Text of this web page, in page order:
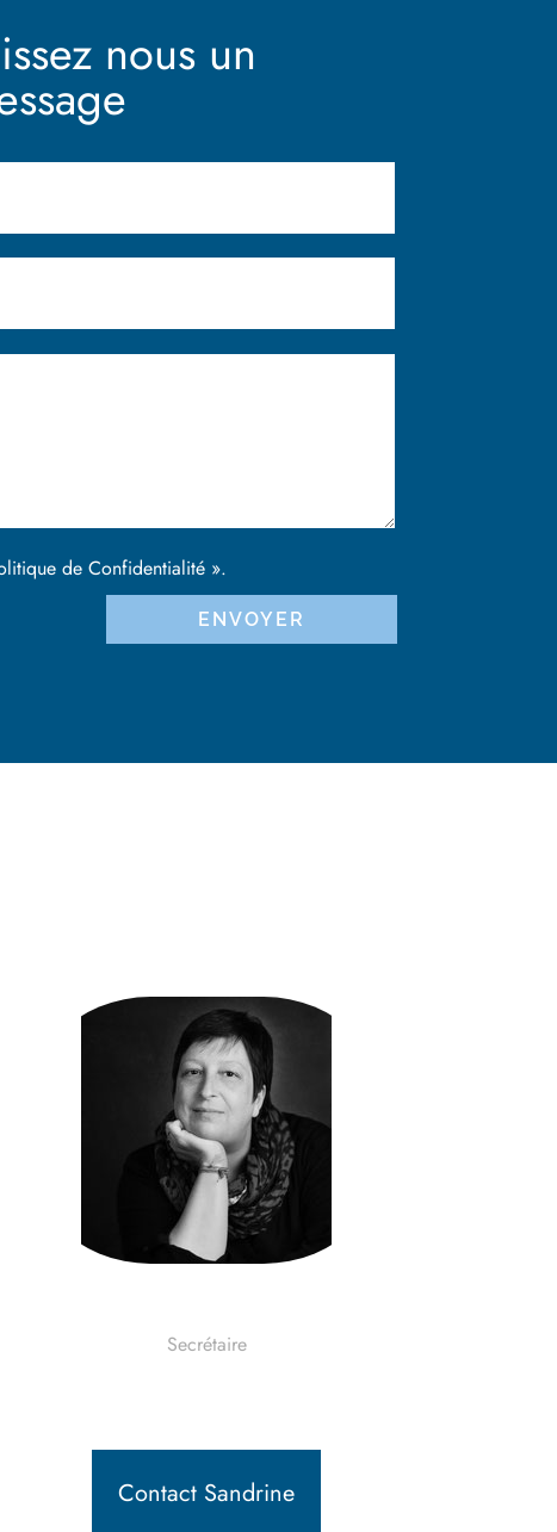
nous un
de Confidentialité ».
ENVOYER
Secrétaire
Contact Sandrine